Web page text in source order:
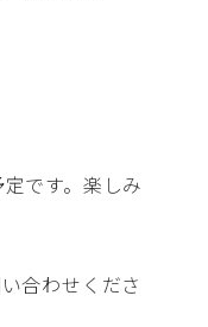
です。楽しみ
合わせくださ